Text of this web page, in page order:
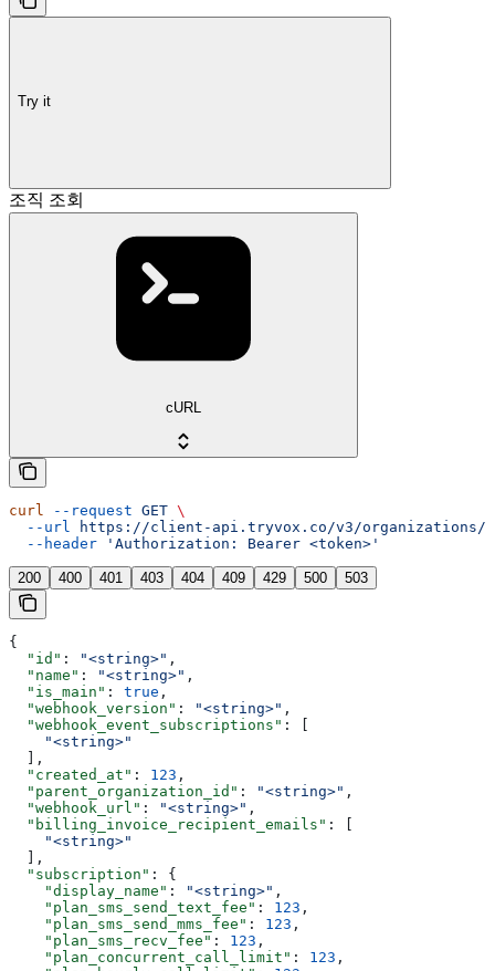
Try it
조직 조회
cURL
curl --request GET \
  --url
https://client-api.tryvox.co/v3/organizations/
  --header
'Authorization: Bearer <token>'
200 400 401 403 404 409 429 500 503
{
  "id"
: "<string>" ,
  "name"
: "<string>" ,
  "is_main"
: true ,
  "webhook_version"
: "<string>" ,
  "webhook_event_subscriptions"
: [
    "<string>"
  ],
  "created_at"
: 123 ,
  "parent_organization_id"
: "<string>" ,
  "webhook_url"
: "<string>" ,
  "billing_invoice_recipient_emails"
: [
    "<string>"
  ],
  "subscription"
: {
    "display_name"
: "<string>" ,
    "plan_sms_send_text_fee"
: 123 ,
    "plan_sms_send_mms_fee"
: 123 ,
    "plan_sms_recv_fee"
: 123 ,
    "plan_concurrent_call_limit"
: 123 ,